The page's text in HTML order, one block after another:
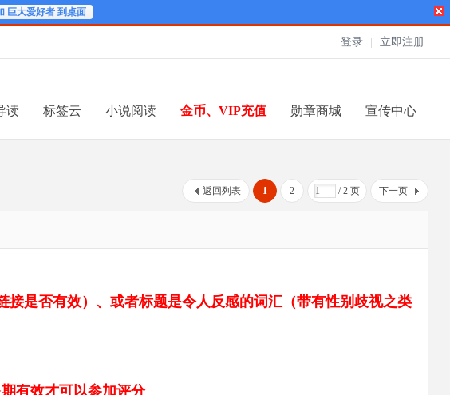
巨大爱好者 到桌面
登录 立即注册
读 标签云 小说阅读 金币、VIP充值 勋章商城 宣传中心
1 2 / 2 页 下一页
返回列表
是否有效）、或者标题是令人反感的词汇（带有性别歧视之类
有效才可以参加评分